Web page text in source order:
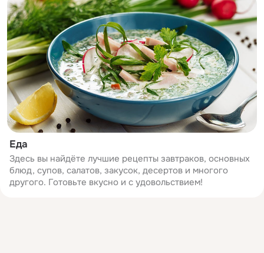
Еда
Здесь вы найдёте лучшие рецепты завтраков, основных
блюд, супов, салатов, закусок, десертов и многого
другого. Готовьте вкусно и с удовольствием!